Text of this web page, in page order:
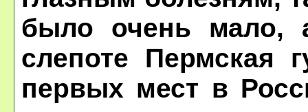
было очень мало,
слепоте Пермская
первых мест в